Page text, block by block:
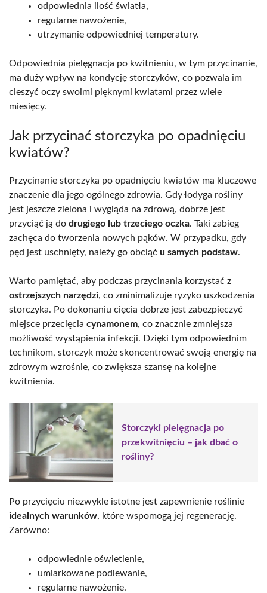
odpowiednia ilość światła,
regularne nawożenie,
utrzymanie odpowiedniej temperatury.
Odpowiednia pielęgnacja po kwitnieniu, w tym przycinanie,
ma duży wpływ na kondycję storczyków, co pozwala im
cieszyć oczy swoimi pięknymi kwiatami przez wiele
miesięcy.
Jak przycinać storczyka po opadnięciu
kwiatów?
Przycinanie storczyka po opadnięciu kwiatów ma kluczowe
znaczenie dla jego ogólnego zdrowia. Gdy łodyga rośliny
jest jeszcze zielona i wygląda na zdrową, dobrze jest
przyciąć ją do drugiego lub trzeciego oczka. Taki zabieg
zachęca do tworzenia nowych pąków. W przypadku, gdy
pęd jest uschnięty, należy go obciąć u samych podstaw.
Warto pamiętać, aby podczas przycinania korzystać z
ostrzejszych narzędzi, co zminimalizuje ryzyko uszkodzenia
storczyka. Po dokonaniu cięcia dobrze jest zabezpieczyć
miejsce przecięcia cynamonem, co znacznie zmniejsza
możliwość wystąpienia infekcji. Dzięki tym odpowiednim
technikom, storczyk może skoncentrować swoją energię na
zdrowym wzrośnie, co zwiększa szansę na kolejne
kwitnienia.
Storczyki pielęgnacja po
przekwitnięciu – jak dbać o
rośliny?
Po przycięciu niezwykle istotne jest zapewnienie roślinie
idealnych warunków, które wspomogą jej regenerację.
Zarówno:
odpowiednie oświetlenie,
umiarkowane podlewanie,
regularne nawożenie.